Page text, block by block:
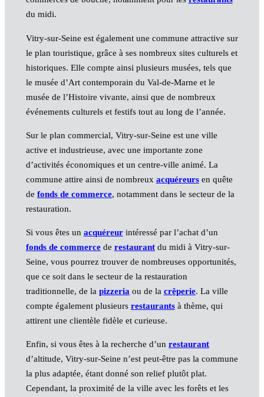
du midi.
Vitry-sur-Seine est également une commune attractive sur
le plan touristique, grâce à ses nombreux sites culturels et
historiques. Elle compte ainsi plusieurs musées, tels que
le musée d’Art contemporain du Val-de-Marne et le
musée de l’Histoire vivante, ainsi que de nombreux
événements culturels et festifs tout au long de l’année.
Sur le plan commercial, Vitry-sur-Seine est une ville
active et industrieuse, avec une importante zone
d’activités économiques et un centre-ville animé. La
commune attire ainsi de nombreux acquéreursen quête
de fonds de commerce, notamment dans le secteur de la
restauration.
Si vous êtes un acquéreurintéressé par l’achat d’un
fonds de commercede restaurantdu midi à Vitry-sur-
Seine, vous pourrez trouver de nombreuses opportunités,
que ce soit dans le secteur de la restauration
traditionnelle, de la pizzeria ou de la crêperie. La ville
compte également plusieurs restaurantsà thème, qui
attirent une clientèle fidèle et curieuse.
Enfin, si vous êtes à la recherche d’un restaurant
d’altitude, Vitry-sur-Seine n’est peut-être pas la commune
la plus adaptée, étant donné son relief plutôt plat.
Cependant, la proximité de la ville avec les forêts et les